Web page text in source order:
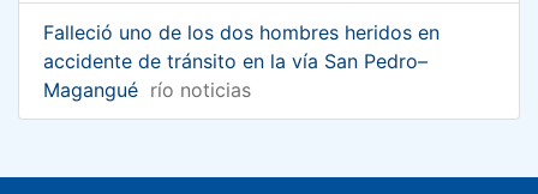
Falleció uno de los dos hombres heridos en
accidente de tránsito en la vía San Pedro–
Magangué río noticias